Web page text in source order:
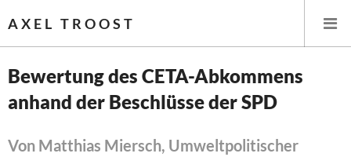
AXEL TROOST
Startseite
Themen
Bewertung des CETA-Abkommens
anhand der Beschlüsse der SPD
Von Matthias Miersch, Umweltpolitischer